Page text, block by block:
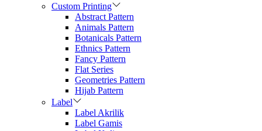
Custom Printing
Abstract Pattern
Animals Pattern
Botanicals Pattern
Ethnics Pattern
Fancy Pattern
Flat Series
Geometries Pattern
Hijab Pattern
Label
Label Akrilik
Label Gamis